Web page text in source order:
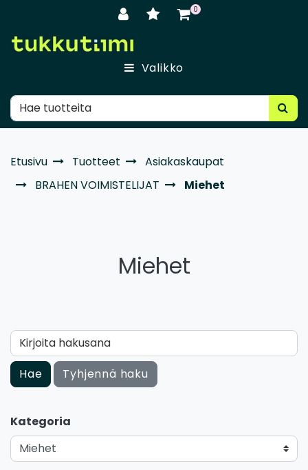
0
Valikko
Etusivu Tuotteet
Asiakaskaupat
BRAHEN VOIMISTELIJAT
Miehet
Miehet
Kirjoita hakusana
Hae Tyhjennä haku
Kategoria